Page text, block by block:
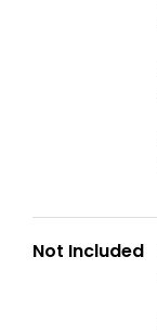
Not Included